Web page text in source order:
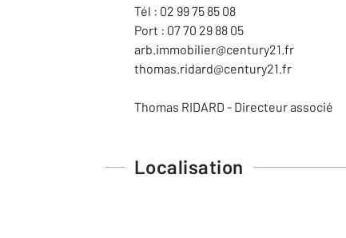
Tél : 02 99 75 85 08
Port : 07 70 29 88 05
arb.immobilier@century21.fr
thomas.ridard@century21.fr
Thomas RIDARD - Directeur associé
Localisation